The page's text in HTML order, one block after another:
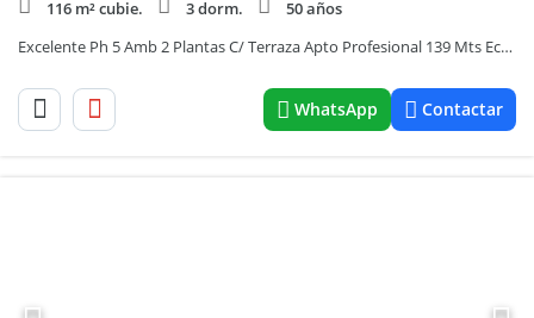
116 m² cubie.
3 dorm.
50 años
Excelente Ph 5 Amb 2 Plantas C/ Terraza Apto Profesional 139 Mts Echeverria 4900 V Urquiza
WhatsApp Contactar